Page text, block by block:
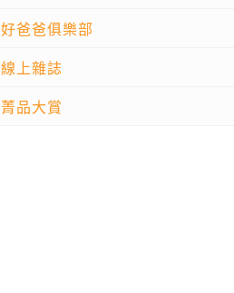
好爸爸俱樂部
線上雜誌
菁品大賞